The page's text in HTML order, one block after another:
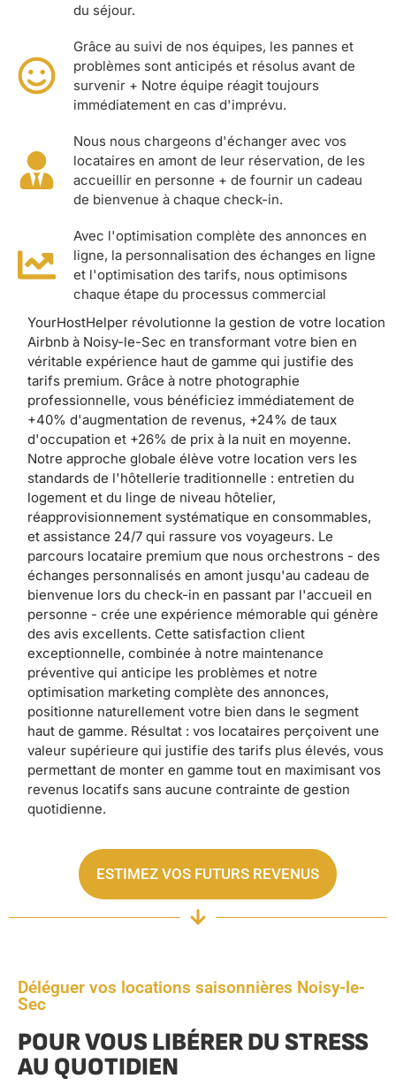
du séjour.
Grâce au suivi de nos équipes, les pannes et
problèmes sont anticipés et résolus avant de
survenir + Notre équipe réagit toujours
immédiatement en cas d'imprévu.
Nous nous chargeons d'échanger avec vos
locataires en amont de leur réservation, de les
accueillir en personne + de fournir un cadeau
de bienvenue à chaque check-in.
Avec l'optimisation complète des annonces en
ligne, la personnalisation des échanges en ligne
et l'optimisation des tarifs, nous optimisons
chaque étape du processus commercial
YourHostHelper révolutionne la gestion de votre location
Airbnb à Noisy-le-Sec en transformant votre bien en
véritable expérience haut de gamme qui justifie des
tarifs premium. Grâce à notre photographie
professionnelle, vous bénéficiez immédiatement de
+40% d'augmentation de revenus, +24% de taux
d'occupation et +26% de prix à la nuit en moyenne.
Notre approche globale élève votre location vers les
standards de l'hôtellerie traditionnelle : entretien du
logement et du linge de niveau hôtelier,
réapprovisionnement systématique en consommables,
et assistance 24/7 qui rassure vos voyageurs. Le
parcours locataire premium que nous orchestrons - des
échanges personnalisés en amont jusqu'au cadeau de
bienvenue lors du check-in en passant par l'accueil en
personne - crée une expérience mémorable qui génère
des avis excellents. Cette satisfaction client
exceptionnelle, combinée à notre maintenance
préventive qui anticipe les problèmes et notre
optimisation marketing complète des annonces,
positionne naturellement votre bien dans le segment
haut de gamme. Résultat : vos locataires perçoivent une
valeur supérieure qui justifie des tarifs plus élevés, vous
permettant de monter en gamme tout en maximisant vos
revenus locatifs sans aucune contrainte de gestion
quotidienne.
ESTIMEZ VOS FUTURS REVENUS
Déléguer vos locations saisonnières Noisy-le-
Sec
POUR VOUS LIBÉRER DU STRESS
AU QUOTIDIEN